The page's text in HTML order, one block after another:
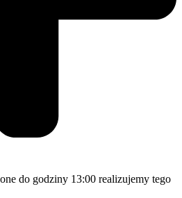
do godziny 13:00 realizujemy tego